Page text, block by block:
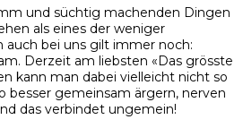
und süchtig machenden Dingen
als eines der weniger
auch bei uns gilt immer noch:
Derzeit am liebsten «Das grösste
kann man dabei vielleicht nicht so
besser gemeinsam ärgern, nerven
das verbindet ungemein!